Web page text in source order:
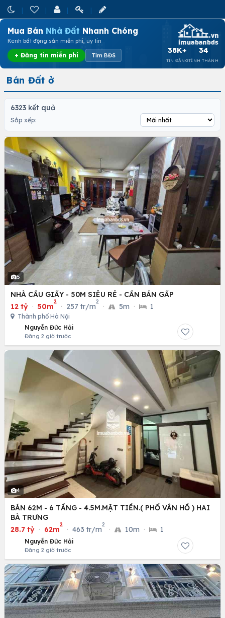
Mua Bán Nhà Đất Nhanh Chóng
Kênh bất động sản miễn phí, uy tín
+ Đăng tin miễn phí Tìm BĐS
38K+
TIN ĐĂNG
34
TỈNH THÀNH
Bán Đất ở
6323 kết quả
Sắp xếp:
5
NHÀ CẦU GIẤY - 50M SIÊU RẺ - CẦN BÁN GẤP
12 tỷ · 50m
2
· 257 tr/m
2
· 5m · 1
Thành phố Hà Nội
Nguyễn Đức Hải
Đăng 2 giờ trước
4
BÁN 62M - 6 TẦNG - 4.5M.MẶT TIỀN.( PHỐ VÂN HỒ ) HAI
BÀ TRƯNG
28.7 tỷ · 62m
2
· 463 tr/m
2
· 10m · 1
Nguyễn Đức Hải
Đăng 2 giờ trước